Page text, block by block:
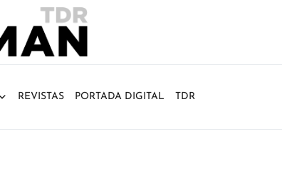
REVISTAS PORTADA DIGITAL TDR